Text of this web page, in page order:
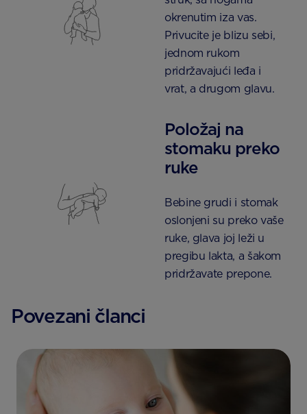
okrenutim iza vas.
Privucite je blizu sebi,
jednom rukom
pridržavajući leđa i
vrat, a drugom glavu.
Položaj na
stomaku preko
ruke
Bebine grudi i stomak
oslonjeni su preko vaše
ruke, glava joj leži u
pregibu lakta, a šakom
pridržavate prepone.
Povezani članci